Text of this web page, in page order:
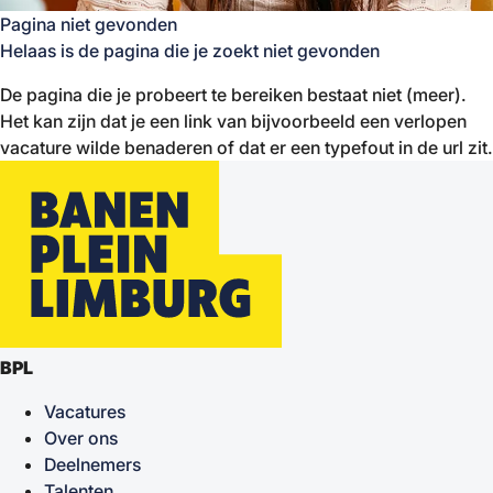
Pagina niet gevonden
Helaas is de pagina die je zoekt niet gevonden
De pagina die je probeert te bereiken bestaat niet (meer).
Het kan zijn dat je een link van bijvoorbeeld een verlopen
vacature wilde benaderen of dat er een typefout in de url zit.
BPL
Vacatures
Over ons
Deelnemers